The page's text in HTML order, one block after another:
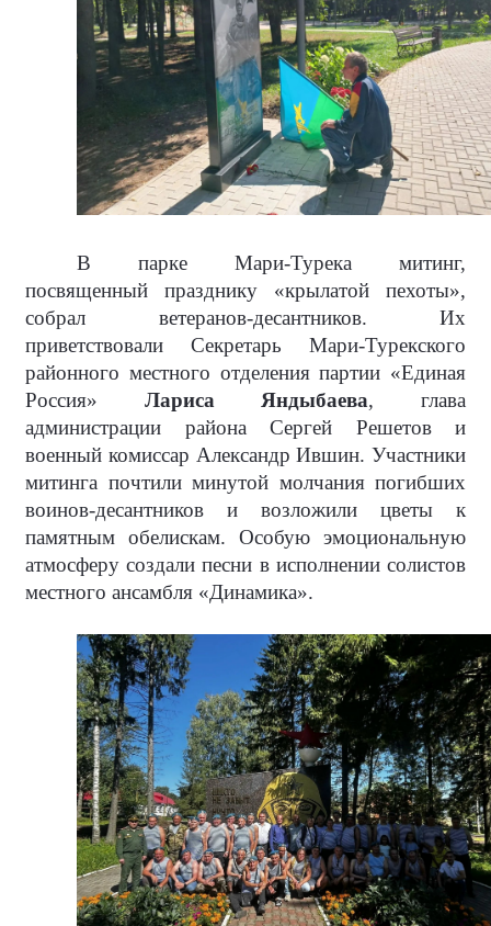
В парке Мари-Турека митинг,
посвященный празднику «крылатой пехоты»,
собрал ветеранов-десантников. Их
приветствовали Секретарь Мари-Турекского
районного местного отделения партии «Единая
Россия» Лариса Яндыбаева, глава
администрации района Сергей Решетов и
военный комиссар Александр Ившин. Участники
митинга почтили минутой молчания погибших
воинов-десантников и возложили цветы к
памятным обелискам. Особую эмоциональную
атмосферу создали песни в исполнении солистов
местного ансамбля «Динамика».